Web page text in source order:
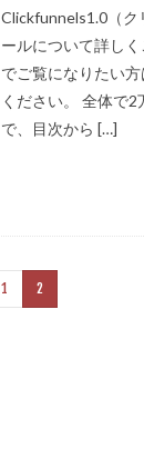
Clickfunnels1.0（ク
ールについて詳し
でご覧になりたい
ください。 全体で
で、目次から […]
1 2